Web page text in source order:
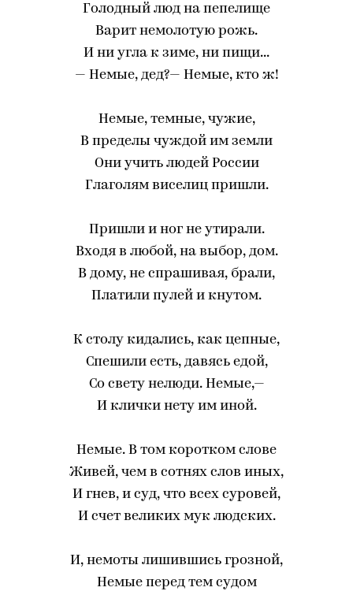
Голодный люд на пепелище
Варит немолотую рожь.
И ни угла к зиме, ни пищи...
— Немые, дед?— Немые, кто ж!
Немые, темные, чужие,
В пределы чуждой им земли
Они учить людей России
Глаголям виселиц пришли.
Пришли и ног не утирали.
Входя в любой, на выбор, дом.
В дому, не спрашивая, брали,
Платили пулей и кнутом.
К столу кидались, как цепные,
Спешили есть, давясь едой,
Со свету нелюди. Немые,—
И клички нету им иной.
Немые. В том коротком слове
Живей, чем в сотнях слов иных,
И гнев, и суд, что всех суровей,
И счет великих мук людских.
И, немоты лишившись грозной,
Немые перед тем судом